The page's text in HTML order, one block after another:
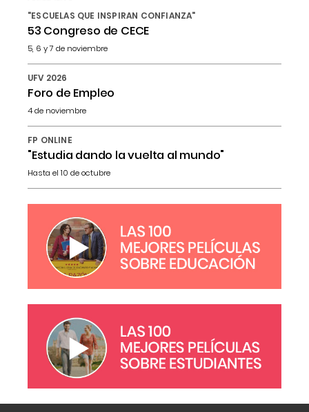
"ESCUELAS QUE INSPIRAN CONFIANZA"
53 Congreso de CECE
5, 6 y 7 de noviembre
UFV 2026
Foro de Empleo
4 de noviembre
FP ONLINE
"Estudia dando la vuelta al mundo"
Hasta el 10 de octubre